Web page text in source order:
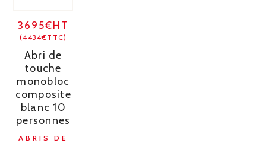
3695€HT
(4434€TTC)
Abri de
touche
monobloc
composite
blanc 10
personnes
ABRIS DE